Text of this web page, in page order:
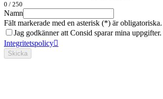
0 / 250
Namn
Fält markerade med en asterisk (*) är obligatoriska.
Jag godkänner att Consid sparar mina
Integritetspolicy
Skicka